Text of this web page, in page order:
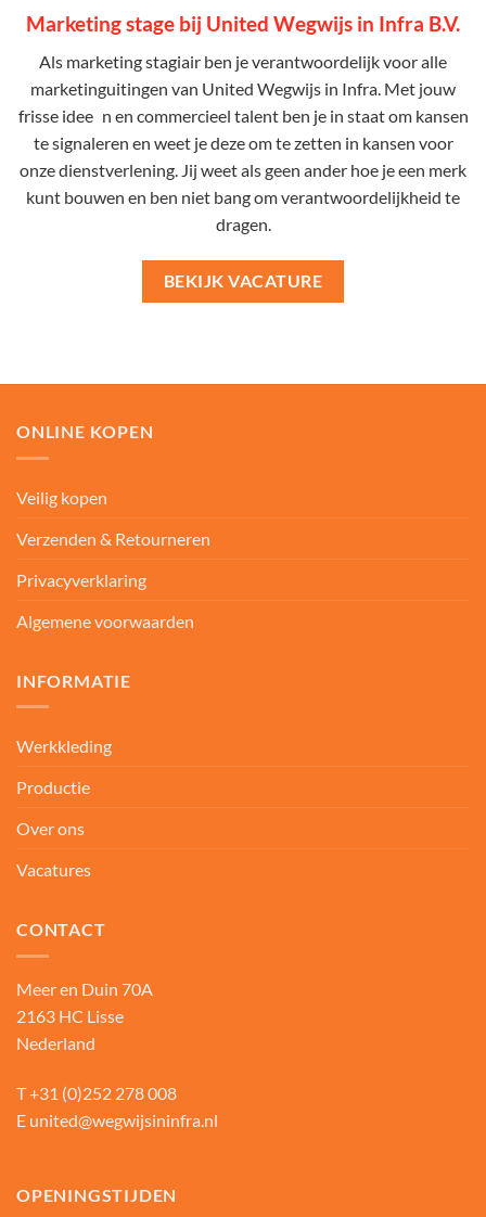
Marketing stage bij United Wegwijs in Infra B.V.
Als marketing stagiair ben je verantwoordelijk voor alle
marketinguitingen van United Wegwijs in Infra. Met jouw
frisse idee n en commercieel talent ben je in staat om kansen
te signaleren en weet je deze om te zetten in kansen voor
onze dienstverlening. Jij weet als geen ander hoe je een merk
kunt bouwen en ben niet bang om verantwoordelijkheid te
dragen.
BEKIJK VACATURE
ONLINE KOPEN
Veilig kopen
Verzenden & Retourneren
Privacyverklaring
Algemene voorwaarden
INFORMATIE
Werkkleding
Productie
Over ons
Vacatures
CONTACT
Meer en Duin 70A
2163 HC Lisse
Nederland
T+31 (0)252 278 008
E united@wegwijsininfra.nl
OPENINGSTIJDEN